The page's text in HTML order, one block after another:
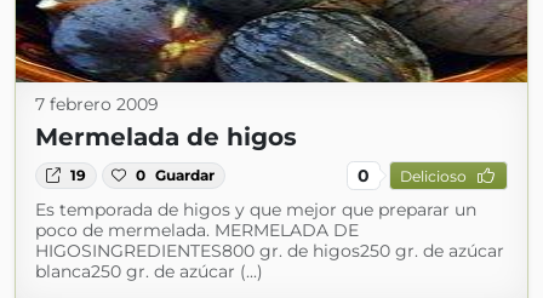
7 febrero 2009
Mermelada de higos
19 0 Guardar 0 Delicioso
Es temporada de higos y que mejor que preparar un
poco de mermelada. MERMELADA DE
HIGOSINGREDIENTES800 gr. de higos250 gr. de azúcar
blanca250 gr. de azúcar (...)